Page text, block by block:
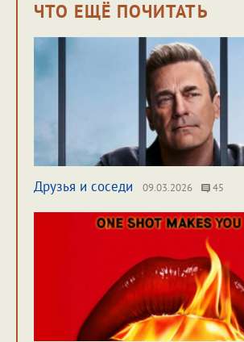
ЧТО ЕЩЁ ПОЧИТАТЬ
Друзья и соседи 09.03.2026 45